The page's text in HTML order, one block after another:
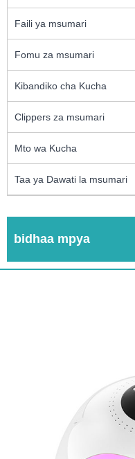
Faili ya msumari
Fomu za msumari
Kibandiko cha Kucha
Clippers za msumari
Mto wa Kucha
Taa ya Dawati la msumari
bidhaa mpya